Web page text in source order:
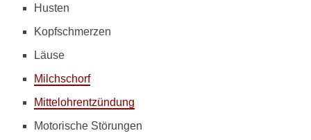
Husten
Kopfschmerzen
Läuse
Milchschorf
Mittelohrentzündung
Motorische Störungen
i
i
n
r
a
s
e